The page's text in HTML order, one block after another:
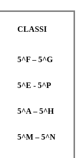
CLASSI
5^F – 5^G
5^E - 5^P
5^A – 5^H
5^M – 5^N